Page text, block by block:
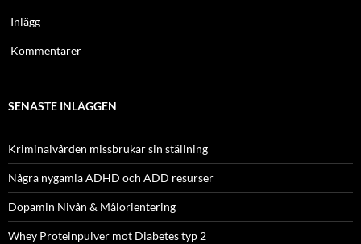
Inlägg
Kommentarer
SENASTE INLÄGGEN
Kriminalvården missbrukar sin ställning
Några nygamla ADHD och ADD resurser
Dopamin Nivån & Målorientering
Whey Proteinpulver mot Diabetes typ 2